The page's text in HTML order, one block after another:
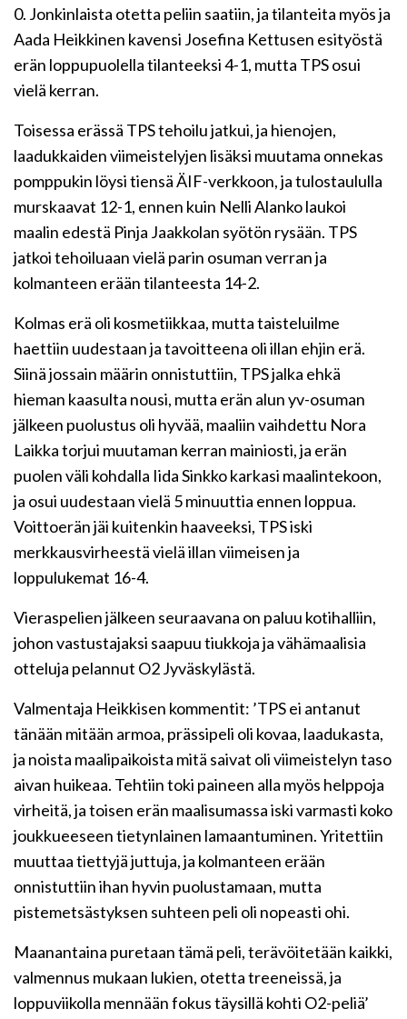
0. Jonkinlaista otetta peliin saatiin, ja tilanteita myös ja
Aada Heikkinen kavensi Josefina Kettusen esityöstä
erän loppupuolella tilanteeksi 4-1, mutta TPS osui
vielä kerran.
Toisessa erässä TPS tehoilu jatkui, ja hienojen,
laadukkaiden viimeistelyjen lisäksi muutama onnekas
pomppukin löysi tiensä ÄIF-verkkoon, ja tulostaululla
murskaavat 12-1, ennen kuin Nelli Alanko laukoi
maalin edestä Pinja Jaakkolan syötön rysään. TPS
jatkoi tehoiluaan vielä parin osuman verran ja
kolmanteen erään tilanteesta 14-2.
Kolmas erä oli kosmetiikkaa, mutta taisteluilme
haettiin uudestaan ja tavoitteena oli illan ehjin erä.
Siinä jossain määrin onnistuttiin, TPS jalka ehkä
hieman kaasulta nousi, mutta erän alun yv-osuman
jälkeen puolustus oli hyvää, maaliin vaihdettu Nora
Laikka torjui muutaman kerran mainiosti, ja erän
puolen väli kohdalla Iida Sinkko karkasi maalintekoon,
ja osui uudestaan vielä 5 minuuttia ennen loppua.
Voittoerän jäi kuitenkin haaveeksi, TPS iski
merkkausvirheestä vielä illan viimeisen ja
loppulukemat 16-4.
Vieraspelien jälkeen seuraavana on paluu kotihalliin,
johon vastustajaksi saapuu tiukkoja ja vähämaalisia
otteluja pelannut O2 Jyväskylästä.
Valmentaja Heikkisen kommentit: ’TPS ei antanut
tänään mitään armoa, prässipeli oli kovaa, laadukasta,
ja noista maalipaikoista mitä saivat oli viimeistelyn taso
aivan huikeaa. Tehtiin toki paineen alla myös helppoja
virheitä, ja toisen erän maalisumassa iski varmasti koko
joukkueeseen tietynlainen lamaantuminen. Yritettiin
muuttaa tiettyjä juttuja, ja kolmanteen erään
onnistuttiin ihan hyvin puolustamaan, mutta
pistemetsästyksen suhteen peli oli nopeasti ohi.
Maanantaina puretaan tämä peli, terävöitetään kaikki,
valmennus mukaan lukien, otetta treeneissä, ja
loppuviikolla mennään fokus täysillä kohti O2-peliä’